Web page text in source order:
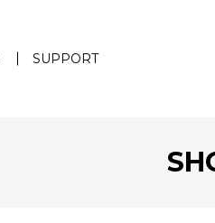
SUPPORT